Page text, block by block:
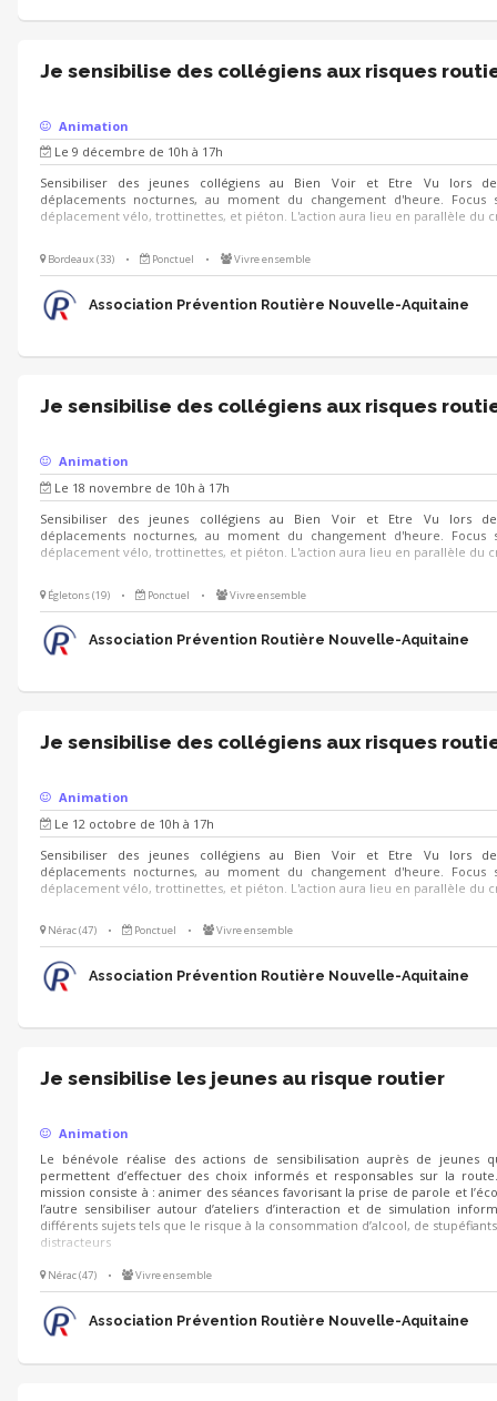
Je sensibilise des collégiens aux risques
Animation
Le 9 décembre de 10h à 17h
Sensibiliser des jeunes collégiens au Bien Voir et Etre Vu lors
déplacements nocturnes, au moment du changement d'heure. Focus
déplacement vélo, trottinettes, et piéton. L'action aura lieu en parallèle du
Bordeaux (33) • Ponctuel • Vivre ensemble
Association Prévention Routière Nouvelle-Aquitaine
Je sensibilise des collégiens aux risques
Animation
Le 18 novembre de 10h à 17h
Sensibiliser des jeunes collégiens au Bien Voir et Etre Vu lors
déplacements nocturnes, au moment du changement d'heure. Focus
déplacement vélo, trottinettes, et piéton. L'action aura lieu en parallèle du
Égletons (19) • Ponctuel • Vivre ensemble
Association Prévention Routière Nouvelle-Aquitaine
Je sensibilise des collégiens aux risques
Animation
Le 12 octobre de 10h à 17h
Sensibiliser des jeunes collégiens au Bien Voir et Etre Vu lors
déplacements nocturnes, au moment du changement d'heure. Focus
déplacement vélo, trottinettes, et piéton. L'action aura lieu en parallèle du
Nérac (47) • Ponctuel • Vivre ensemble
Association Prévention Routière Nouvelle-Aquitaine
Je sensibilise les jeunes au risque routier
Animation
Le bénévole réalise des actions de sensibilisation auprès de jeunes
permettent d’effectuer des choix informés et responsables sur la
mission consiste à : animer des séances favorisant la prise de parole et
l’autre sensibiliser autour d’ateliers d’interaction et de simulation
différents sujets tels que le risque à la consommation d’alcool, de
distracteurs
Nérac (47) • Vivre ensemble
Association Prévention Routière Nouvelle-Aquitaine